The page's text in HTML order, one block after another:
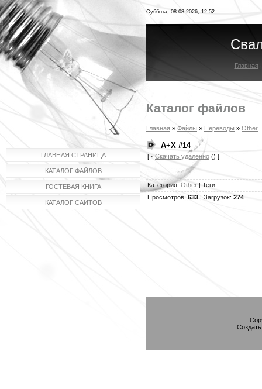
ГЛАВНАЯ СТРАНИЦА
КАТАЛОГ ФАЙЛОВ
ГОСТЕВАЯ КНИГА
КАТАЛОГ САЙТОВ
Суббота, 08.08.2026, 12:52
Главная
Каталог файлов
Главная » Файлы » Переводы » Other
A+X #14
[ · Скачать удаленно () ]
Категория: Other Теги:
Просмотров: 633 Загрузок: 274